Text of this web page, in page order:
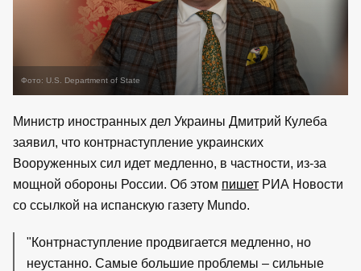
Фото: U.S. Department of State
Министр иностранных дел Украины Дмитрий Кулеба
заявил, что контрнаступление украинских
Вооруженных сил идет медленно, в частности, из-за
мощной обороны России. Об этом пишет РИА Новости
со ссылкой на испанскую газету Mundo.
"Контрнаступление продвигается медленно, но
неустанно. Самые большие проблемы – сильные